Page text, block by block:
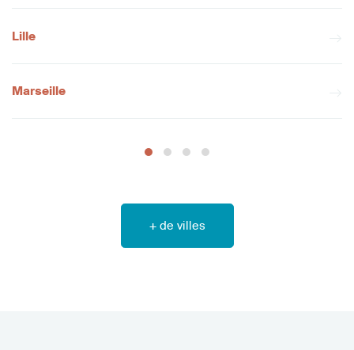
Lille
Marseille
+ de villes